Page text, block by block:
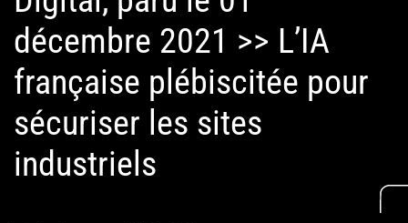
décembre 2021 >> L’IA
française plébiscitée pour
sécuriser les sites
industriels